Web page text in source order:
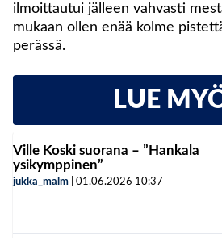
ilmoittautui jälleen vahvasti
mukaan ollen enää kolme
perässä.
LUE
Ville Koski suorana – ”Hankala
ysikymppinen”
jukka_malm 01.06.2026 10:37